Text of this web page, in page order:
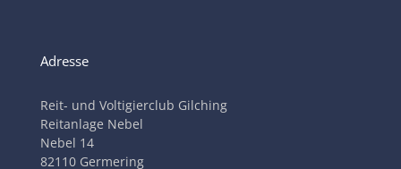
Adresse
Reit- und Voltigierclub Gilching
Reitanlage Nebel
Nebel 14
82110 Germering